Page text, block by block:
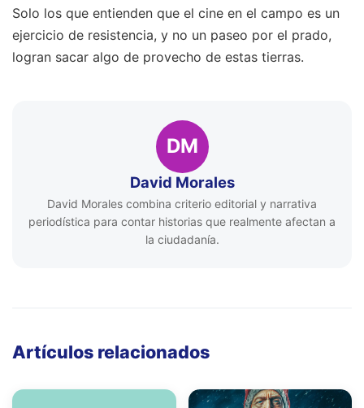
Solo los que entienden que el cine en el campo es un
ejercicio de resistencia, y no un paseo por el prado,
logran sacar algo de provecho de estas tierras.
DM
David Morales
David Morales combina criterio editorial y narrativa
periodística para contar historias que realmente afectan a
la ciudadanía.
Artículos relacionados